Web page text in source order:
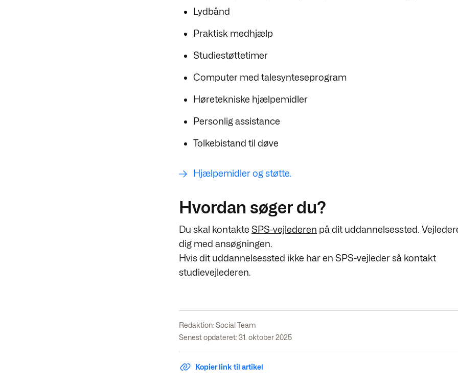
Lydbånd
Praktisk medhjælp
Studiestøttetimer
Computer med talesynteseprogram
Høretekniske hjælpemidler
Personlig assistance
Tolkebistand til døve
Hjælpemidler og støtte.
Hvordan søger du?
Du skal kontakte SPS-vejlederen på dit uddannelsessted.
dig med ansøgningen.
Hvis dit uddannelsessted ikke har en SPS-vejleder så kontakt
studievejlederen.
Redaktion: Social Team
Senest opdateret: 31. oktober 2025
Kopier link til artikel